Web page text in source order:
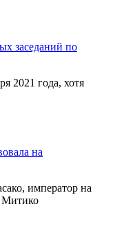
заседаний по
2021 года, хотя
на
император на
Митико